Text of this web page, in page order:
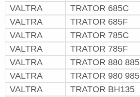
VALTRA
TRATOR 685C
VALTRA
TRATOR 685F
VALTRA
TRATOR 785C
VALTRA
TRATOR 785F
VALTRA
TRATOR 880 885
VALTRA
TRATOR 980 985
VALTRA
TRATOR BH135